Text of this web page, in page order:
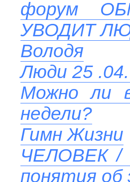
форум
УВОДИТ
Володя
Люди 25
Можно ли
недели?
Гимн Жизни
ЧЕЛОВЕК /
понятия об